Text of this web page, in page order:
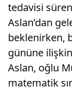
tedavisi
Aslan’dan
beklenirken,
gününe
Aslan, oğlu
matematik